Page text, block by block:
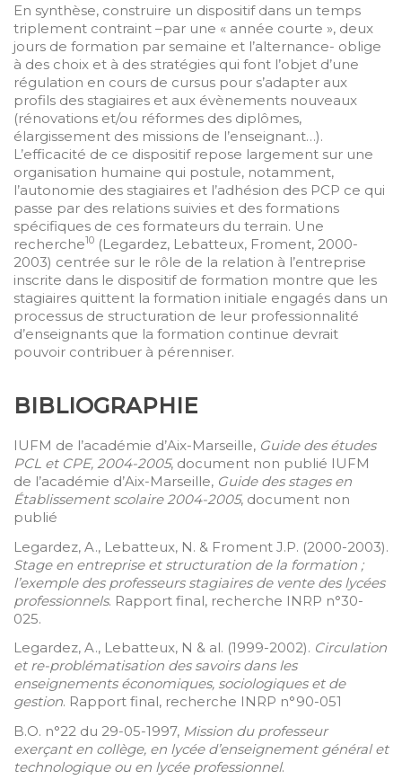
En synthèse, construire un dispositif dans un temps
triplement contraint –par une « année courte », deux
jours de formation par semaine et l’alternance- oblige
à des choix et à des stratégies qui font l’objet d’une
régulation en cours de cursus pour s’adapter aux
profils des stagiaires et aux évènements nouveaux
(rénovations et/ou réformes des diplômes,
élargissement des missions de l’enseignant…).
L’efficacité de ce dispositif repose largement sur une
organisation humaine qui postule, notamment,
l’autonomie des stagiaires et l’adhésion des PCP ce qui
passe par des relations suivies et des formations
spécifiques de ces formateurs du terrain. Une
recherche10 (Legardez, Lebatteux, Froment, 2000-
2003) centrée sur le rôle de la relation à l’entreprise
inscrite dans le dispositif de formation montre que les
stagiaires quittent la formation initiale engagés dans un
processus de structuration de leur professionnalité
d’enseignants que la formation continue devrait
pouvoir contribuer à pérenniser.
BIBLIOGRAPHIE
IUFM de l’académie d’Aix-Marseille, Guide des études
PCL et CPE, 2004-2005, document non publié IUFM
de l’académie d’Aix-Marseille, Guide des stages en
Établissement scolaire 2004-2005, document non
publié
Legardez, A., Lebatteux, N. & Froment J.P. (2000-2003).
Stage en entreprise et structuration de la formation ;
l’exemple des professeurs stagiaires de vente des lycées
professionnels. Rapport final, recherche INRP n°30-
025.
Legardez, A., Lebatteux, N & al. (1999-2002). Circulation
et re-problématisation des savoirs dans les
enseignements économiques, sociologiques et de
gestion. Rapport final, recherche INRP n°90-051
B.O. n°22 du 29-05-1997, Mission du professeur
exerçant en collège, en lycée d’enseignement général et
technologique ou en lycée professionnel.